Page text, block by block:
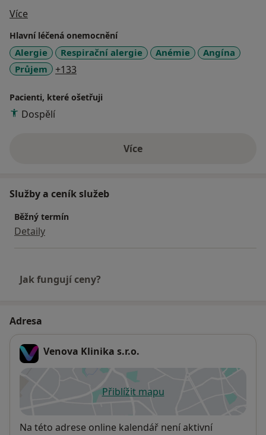
Více
Hlavní léčená onemocnění
Alergie Respirační alergie Anémie
Angína
Průjem
+133
Pacienti, které ošetřuji
Dospělí
Víceo zkušenostech
Služby a ceník služeb
Běžný termín
Detaily
Jak fungují ceny?
Adresa
Venova Klinika s.r.o.
Přiblížit mapuse otevře v nové záložce
Dostupnost
Na této adrese online kalendář není aktivní